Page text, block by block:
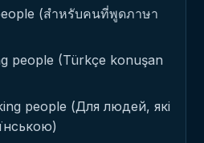
(สำหรับคนที่พูดภาษา
people (Türkçe konuşan
people (Для людей, які